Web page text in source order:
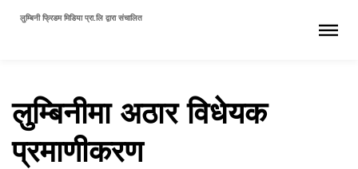
लुम्बिनी फ्रिडम मिडिया प्रा.लि द्वारा संचालित
लुम्बिनीमा अठार विधेयक
प्रमाणीकरण